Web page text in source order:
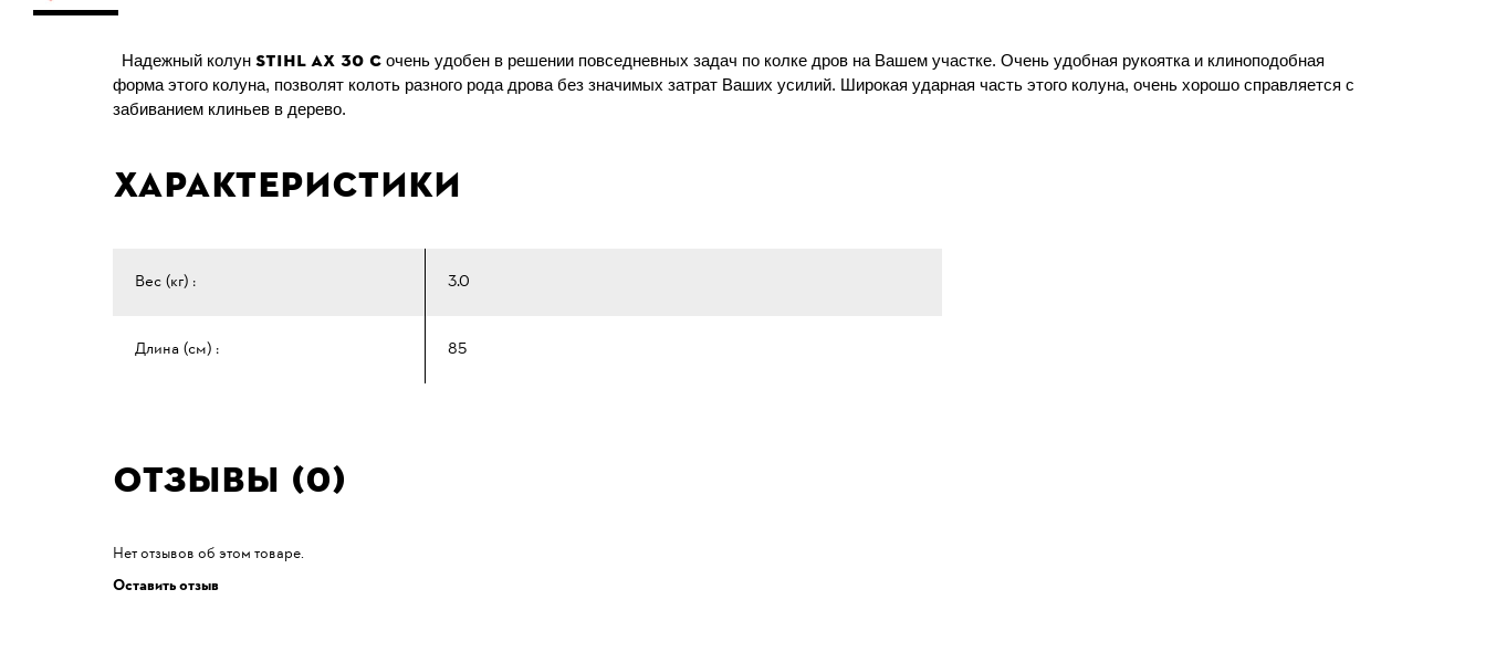
Надежный колун STIHL АХ 30 C очень удобен в решении повседневных задач по колке дров на Вашем участке. Очень удобная рукоятка и клиноподобная
форма этого колуна, позволят колоть разного рода дрова без значимых затрат Ваших усилий. Широкая ударная часть этого колуна, очень хорошо справляется с
забиванием клиньев в дерево.
Характеристики
Вес (кг) : 3.0
Длина (см) : 85
Отзывы (0)
Нет отзывов об этом товаре.
Оставить отзыв